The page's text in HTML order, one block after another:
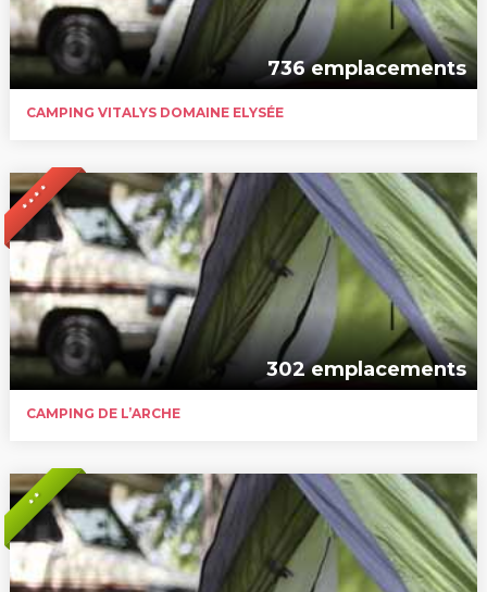
736 emplacements
CAMPING VITALYS DOMAINE ELYSÉE
* * * *
302 emplacements
CAMPING DE L’ARCHE
* *